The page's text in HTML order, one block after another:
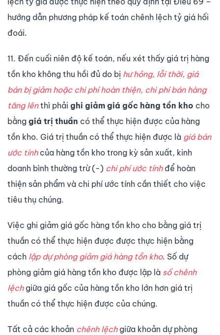
hướng dẫn phương pháp kế toán chênh lệch tỷ giá hối
đoái.
11. Đến cuối niên độ kế toán, nếu xét thấy giá trị hàng
tồn kho không thu hồi đủ do bị hư hỏng, lỗi thời, giá
bán bị giảm hoặc chi phí hoàn thiện, chi phí bán hàng
tăng lênthì phải ghi giảm giá gốc hàng tồn kho cho
bằng giá trị thuần có thể thực hiện được của hàng
tồn kho. Giá trị thuần có thể thực hiện được là giá bán
ước tínhcủa hàng tồn kho trong kỳ sản xuất, kinh
doanh bình thường trừ (-) chi phí ước tínhđể hoàn
thiện sản phẩm và chi phí ước tính cần thiết cho việc
tiêu thụ chúng.
Việc ghi giảm giá gốc hàng tồn kho cho bằng giá trị
thuần có thể thực hiện được được thực hiện bằng
cách lập dự phòng giảm giá hàng tồn kho. Số dự
phòng giảm giá hàng tồn kho được lập là số chênh
lệchgiữa giá gốc của hàng tồn kho lớn hơn giá trị
thuần có thể thực hiện được của chúng.
Tất cả các khoản chênh lệchgiữa khoản dự phòng